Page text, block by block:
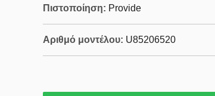
Πιστοποίηση: Provide
Αριθμό μοντέλου: U85206520